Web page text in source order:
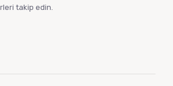
takip edin.